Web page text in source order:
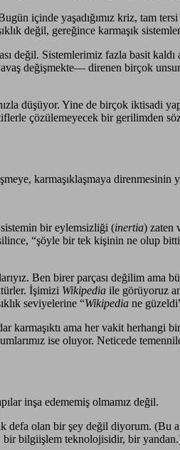
içinde yaşadığımız kriz, tam
değil, gereğince karmaşık
değil. Sistemlerimiz fazla basit
değişmekte— direnen birçok
düşüyor. Yine de birçok iktisadi
çözülemeyecek bir gerilimden
karmaşıklaşmaya direnmesinin
sistemin bir eylemsizliği (inertia) zaten
“şöyle bir tek kişinin ne olup
Ben birer parçası değilim ama
İşimizi Wikipedia ile görüyoruz
seviyelerine “Wikipedia ne
karmaşıktı ama her vakit
ise oluyor. Neticede
inşa edememiş olmamız değil.
defa olan bir şey değil diyorum.
bir bilgiişlem teknolojisidir, bir